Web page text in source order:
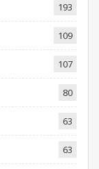
193
109
107
80
63
63